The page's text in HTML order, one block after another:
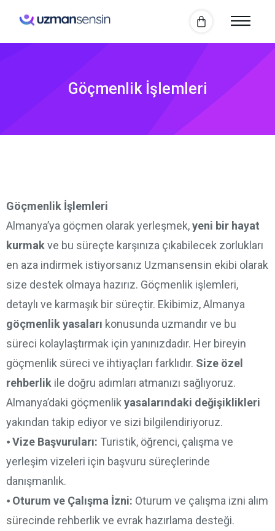
Göçmenlik İşlemleri
Göçmenlik İşlemleri
Almanya’ya göçmen olarak yerleşmek,yeni bir hayat
kurmakve bu süreçte karşınıza çıkabilecek zorlukları
en aza indirmek istiyorsanız Uzmansensin ekibi olarak
size destek olmaya hazırız. Göçmenlik işlemleri,
detaylı ve karmaşık bir süreçtir. Ekibimiz, Almanya
göçmenlik yasaları konusunda uzmandır ve bu
süreci kolaylaştırmak için yanınızdadır. Her bireyin
göçmenlik süreci ve ihtiyaçları farklıdır. Size özel
rehberlik ile doğru adımları atmanızı sağlıyoruz.
Almanya’daki göçmenlik yasalarındaki değişiklikleri
yakından takip ediyor ve sizi bilgilendiriyoruz.
⦁Vize Başvuruları: Turistik, öğrenci, çalışma ve
yerleşim vizeleri için başvuru süreçlerinde
danışmanlık.
⦁ Oturum ve Çalışma İzni: Oturum ve çalışma izni alım
sürecinde rehberlik ve evrak hazırlama desteği.